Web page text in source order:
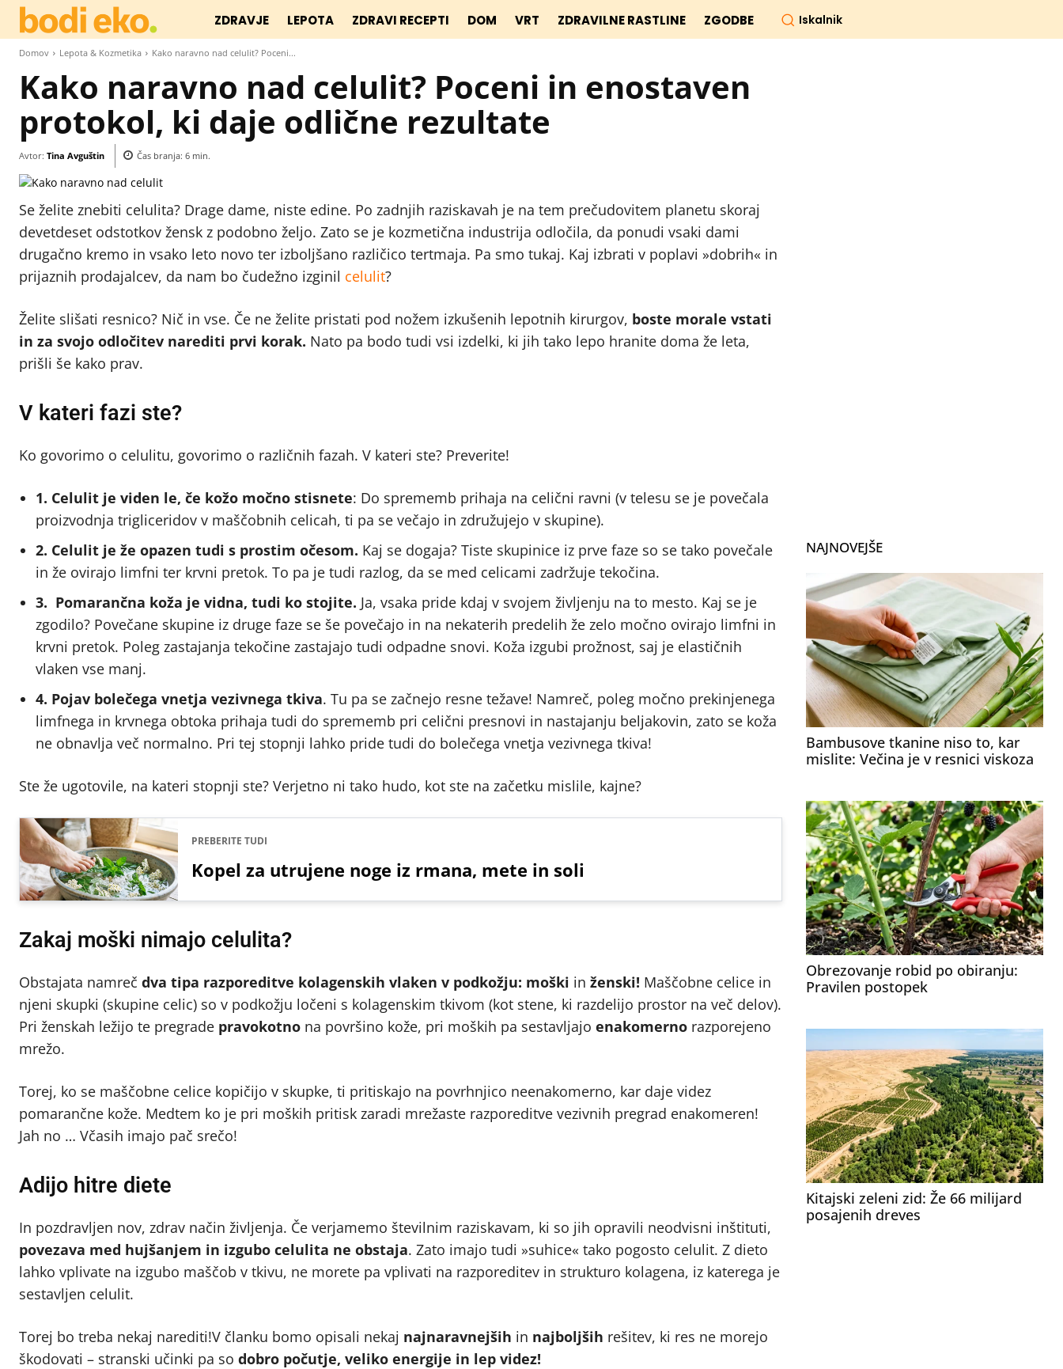
ZDRAVJE LEPOTA ZDRAVI RECEPTI DOM VRT ZDRAVILNE RASTLINE ZGODBE Iskalnik
Domov Lepota & Kozmetika Kako naravno nad celulit? Poceni...
Kako naravno nad celulit? Poceni in enostaven
protokol, ki daje odlične rezultate
Avtor: Tina Avguštin Čas branja: 6 min.
Se želite znebiti celulita? Drage dame, niste edine. Po zadnjih raziskavah je na tem prečudovitem planetu skoraj
devetdeset odstotkov žensk z podobno željo. Zato se je kozmetična industrija odločila, da ponudi vsaki dami
drugačno kremo in vsako leto novo ter izboljšano različico tertmaja. Pa smo tukaj. Kaj izbrati v poplavi »dobrih« in
prijaznih prodajalcev, da nam bo čudežno izginil celulit?
Želite slišati resnico? Nič in vse. Če ne želite pristati pod nožem izkušenih lepotnih kirurgov, boste morale vstati
in za svojo odločitev narediti prvi korak. Nato pa bodo tudi vsi izdelki, ki jih tako lepo hranite doma že leta,
prišli še kako prav.
V kateri fazi ste?
Ko govorimo o celulitu, govorimo o različnih fazah. V kateri ste? Preverite!
1. Celulit je viden le, če kožo močno stisnete: Do sprememb prihaja na celični ravni (v telesu se je povečala
proizvodnja trigliceridov v maščobnih celicah, ti pa se večajo in združujejo v skupine).
2. Celulit je že opazen tudi s prostim očesom. Kaj se dogaja? Tiste skupinice iz prve faze so se tako povečale
in že ovirajo limfni ter krvni pretok. To pa je tudi razlog, da se med celicami zadržuje tekočina.
3. Pomarančna koža je vidna, tudi ko stojite. Ja, vsaka pride kdaj v svojem življenju na to mesto. Kaj se je
zgodilo? Povečane skupine iz druge faze se še povečajo in na nekaterih predelih že zelo močno ovirajo limfni in
krvni pretok. Poleg zastajanja tekočine zastajajo tudi odpadne snovi. Koža izgubi prožnost, saj je elastičnih
vlaken vse manj.
4. Pojav bolečega vnetja vezivnega tkiva. Tu pa se začnejo resne težave! Namreč, poleg močno prekinjenega
limfnega in krvnega obtoka prihaja tudi do sprememb pri celični presnovi in nastajanju beljakovin, zato se koža
ne obnavlja več normalno. Pri tej stopnji lahko pride tudi do bolečega vnetja vezivnega tkiva!
Ste že ugotovile, na kateri stopnji ste? Verjetno ni tako hudo, kot ste na začetku mislile, kajne?
PREBERITE TUDI
Kopel za utrujene noge iz rmana, mete in soli
Zakaj moški nimajo celulita?
Obstajata namreč dva tipa razporeditve kolagenskih vlaken v podkožju: moški in ženski! Maščobne celice in
njeni skupki (skupine celic) so v podkožju ločeni s kolagenskim tkivom (kot stene, ki razdelijo prostor na več delov).
Pri ženskah ležijo te pregrade pravokotno na površino kože, pri moških pa sestavljajo enakomerno razporejeno
mrežo.
Torej, ko se maščobne celice kopičijo v skupke, ti pritiskajo na povrhnjico neenakomerno, kar daje videz
pomarančne kože. Medtem ko je pri moških pritisk zaradi mrežaste razporeditve vezivnih pregrad enakomeren!
Jah no … Včasih imajo pač srečo!
Adijo hitre diete
In pozdravljen nov, zdrav način življenja. Če verjamemo številnim raziskavam, ki so jih opravili neodvisni inštituti,
povezava med hujšanjem in izgubo celulita ne obstaja. Zato imajo tudi »suhice« tako pogosto celulit. Z dieto
lahko vplivate na izgubo maščob v tkivu, ne morete pa vplivati na razporeditev in strukturo kolagena, iz katerega je
sestavljen celulit.
Torej bo treba nekaj narediti!V članku bomo opisali nekaj najnaravnejših in najboljših rešitev, ki res ne morejo
škodovati – stranski učinki pa so dobro počutje, veliko energije in lep videz!
NAJNOVEJŠE
Bambusove tkanine niso to, kar
mislite: Večina je v resnici viskoza
Obrezovanje robid po obiranju:
Pravilen postopek
Kitajski zeleni zid: Že 66 milijard
posajenih dreves